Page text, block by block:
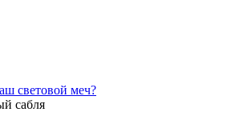
световой меч?
сабля